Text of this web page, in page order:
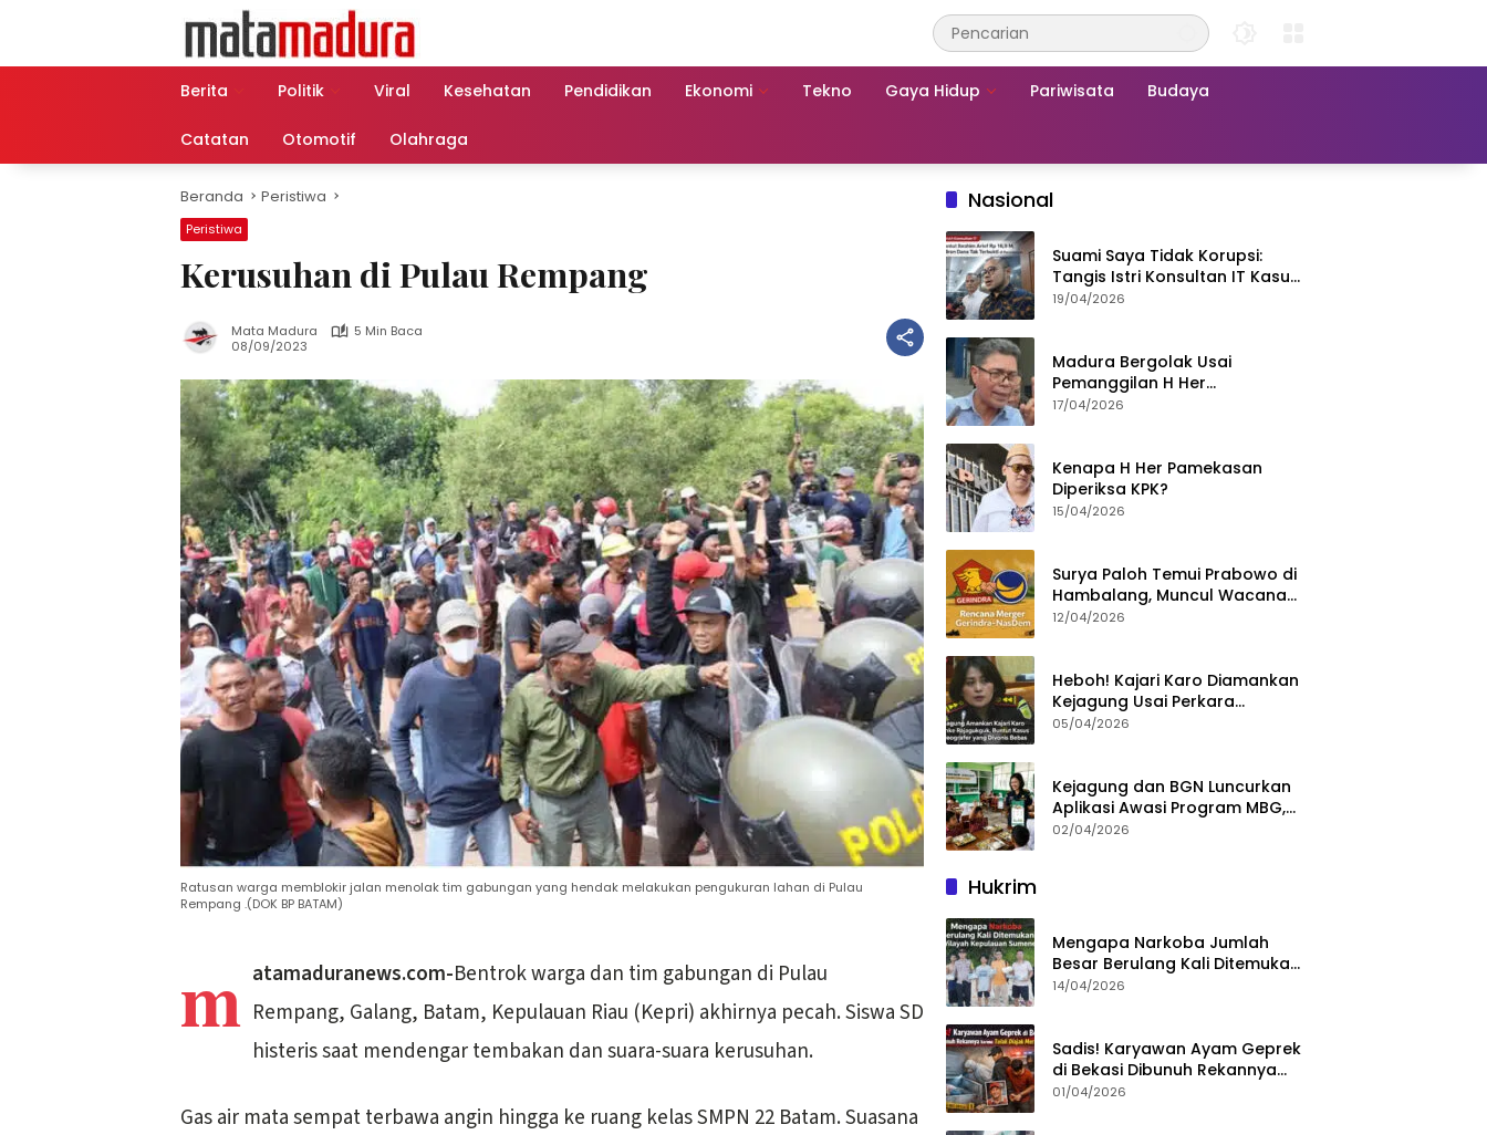
Berita
Politik Viral Kesehatan Pendidikan Ekonomi Tekno Gaya Hidup Pariwisata Budaya
Catatan Otomotif Olahraga
Beranda Peristiwa
Peristiwa
Kerusuhan di Pulau Rempang
Mata Madura
5 Min Baca
08/09/2023
Ratusan warga memblokir jalan menolak tim gabungan yang hendak melakukan pengukuran lahan di Pulau
Rempang .(DOK BP BATAM)
m atamaduranews.com-Bentrok warga dan tim gabungan di Pulau
Rempang, Galang, Batam, Kepulauan Riau (Kepri) akhirnya pecah. Siswa SD
histeris saat mendengar tembakan dan suara-suara kerusuhan.
Gas air mata sempat terbawa angin hingga ke ruang kelas SMPN 22 Batam. Suasana
Nasional
Suami Saya Tidak Korupsi:
Tangis Istri Konsultan IT Kasus
Nadiem Dituntut 22,5 Tahun
19/04/2026
Madura Bergolak Usai
Pemanggilan H Her
Pamekasan, Faizal Assegaf
17/04/2026
Kenapa H Her Pamekasan
Diperiksa KPK?
15/04/2026
Surya Paloh Temui Prabowo di
Hambalang, Muncul Wacana
Penggabungan NasDem dan
12/04/2026
Heboh! Kajari Karo Diamankan
Kejagung Usai Perkara
Videografer Divonis Bebas
05/04/2026
Kejagung dan BGN Luncurkan
Aplikasi Awasi Program MBG,
Begini Cara Lapornya
02/04/2026
Hukrim
Mengapa Narkoba Jumlah
Besar Berulang Kali Ditemukan
di Wilayah Kepulauan
14/04/2026
Sadis! Karyawan Ayam Geprek
di Bekasi Dibunuh Rekannya
karena Tolak Diajak Merampok
01/04/2026